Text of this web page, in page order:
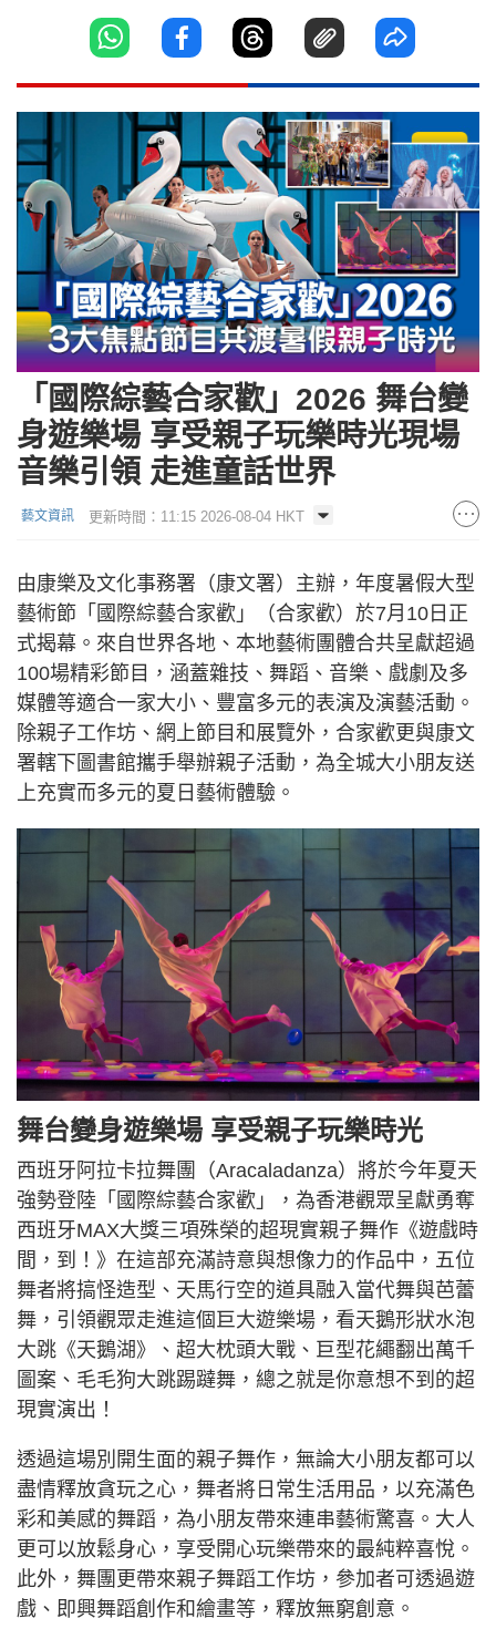
「國際綜藝合家歡」2026 舞台變
身遊樂場 享受親子玩樂時光現場
音樂引領 走進童話世界
藝文資訊 更新時間：11:15 2026-08-04 HKT
由康樂及文化事務署（康文署）主辦，年度暑假大型
藝術節「國際綜藝合家歡」（合家歡）於7月10日正
式揭幕。來自世界各地、本地藝術團體合共呈獻超過
100場精彩節目，涵蓋雜技、舞蹈、音樂、戲劇及多
媒體等適合一家大小、豐富多元的表演及演藝活動。
除親子工作坊、網上節目和展覽外，合家歡更與康文
署轄下圖書館攜手舉辦親子活動，為全城大小朋友送
上充實而多元的夏日藝術體驗。
舞台變身遊樂場 享受親子玩樂時光
西班牙阿拉卡拉舞團（Aracaladanza）將於今年夏天
強勢登陸「國際綜藝合家歡」，為香港觀眾呈獻勇奪
西班牙MAX大獎三項殊榮的超現實親子舞作《遊戲時
間，到！》在這部充滿詩意與想像力的作品中，五位
舞者將搞怪造型、天馬行空的道具融入當代舞與芭蕾
舞，引領觀眾走進這個巨大遊樂場，看天鵝形狀水泡
大跳《天鵝湖》、超大枕頭大戰、巨型花繩翻出萬千
圖案、毛毛狗大跳踢躂舞，總之就是你意想不到的超
現實演出！
透過這場別開生面的親子舞作，無論大小朋友都可以
盡情釋放貪玩之心，舞者將日常生活用品，以充滿色
彩和美感的舞蹈，為小朋友帶來連串藝術驚喜。大人
更可以放鬆身心，享受開心玩樂帶來的最純粹喜悅。
此外，舞團更帶來親子舞蹈工作坊，參加者可透過遊
戲、即興舞蹈創作和繪畫等，釋放無窮創意。